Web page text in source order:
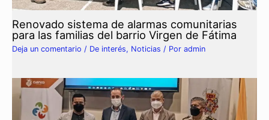
Renovado sistema de alarmas comunitarias
para las familias del barrio Virgen de Fátima
Deja un comentario / De interés, Noticias / Por admin